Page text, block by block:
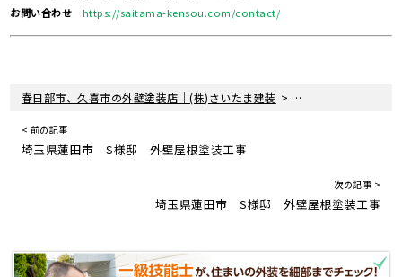
お問い合わせ
https://saitama-kensou.com/contact/
春日部市、久喜市の外壁塗装店｜(株)さいたま建装 > 塗装現場レポート
< 前の記事
埼玉県蓮田市 S様邸 外壁屋根塗装工事
次の記事 >
埼玉県蓮田市 S様邸 外壁屋根塗装工事